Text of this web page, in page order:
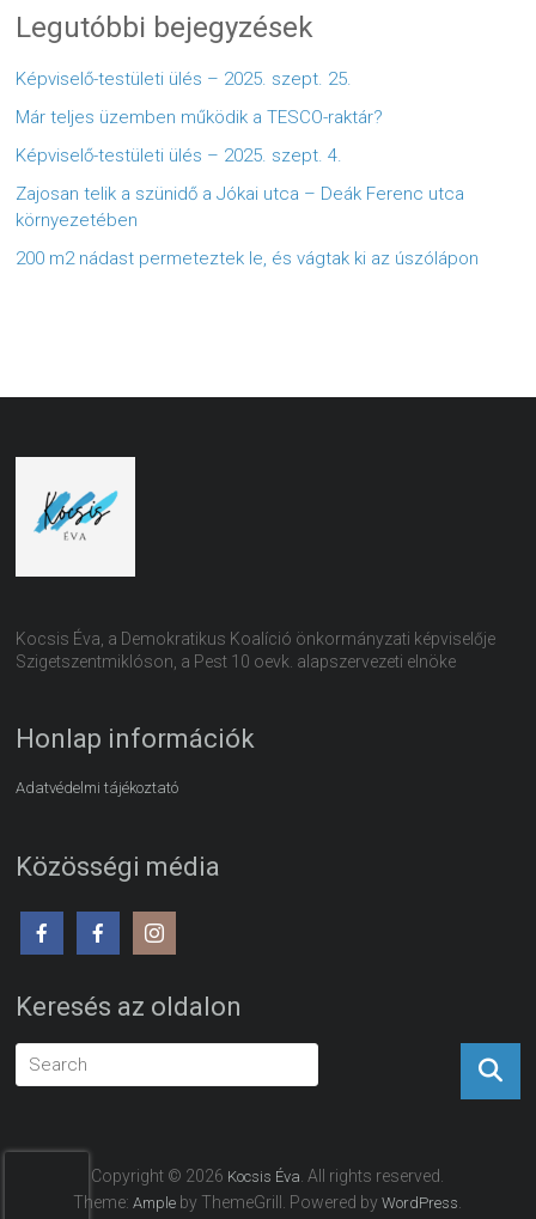
Legutóbbi bejegyzések
Képviselő-testületi ülés – 2025. szept. 25.
Már teljes üzemben működik a TESCO-raktár?
Képviselő-testületi ülés – 2025. szept. 4.
Zajosan telik a szünidő a Jókai utca – Deák Ferenc utca
környezetében
200 m2 nádast permeteztek le, és vágtak ki az úszólápon
Kocsis Éva, a Demokratikus Koalíció önkormányzati képviselője
Szigetszentmiklóson, a Pest 10 oevk. alapszervezeti elnöke
Honlap információk
Adatvédelmi tájékoztató
Közösségi média
Keresés az oldalon
Copyright © 2026 Kocsis Éva. All rights reserved.
Theme:Ample by ThemeGrill. Powered byWordPress.